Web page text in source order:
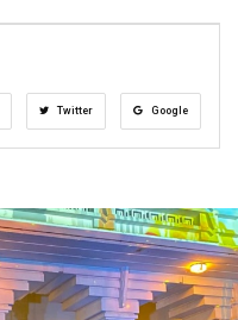
Twitter Google